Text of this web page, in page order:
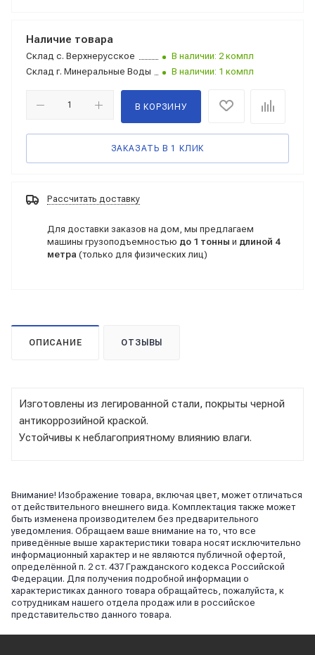
Наличие товара
Склад с. Верхнерусское
В наличии: 2 компл
Склад г. Минеральные Воды В наличии: 1 компл
В КОРЗИНУ
ЗАКАЗАТЬ В 1 КЛИК
Рассчитать доставку
Для доставки заказов на дом, мы предлагаем
машины грузоподъемностью до 1 тонны и длиной 4
метра (только для физических лиц)
ОПИСАНИЕ ОТЗЫВЫ
Изготовлены из легированной стали, покрыты черной
антикоррозийной краской.
Устойчивы к неблагоприятному влиянию влаги.
Внимание! Изображение товара, включая цвет, может отличаться
от действительного внешнего вида. Комплектация также может
быть изменена производителем без предварительного
уведомления. Обращаем ваше внимание на то, что все
приведённые выше характеристики товара носят исключительно
информационный характер и не являются публичной офертой,
определённой п. 2 ст. 437 Гражданского кодекса Российской
Федерации. Для получения подробной информации о
характеристиках данного товара обращайтесь, пожалуйста, к
сотрудникам нашего отдела продаж или в российское
представительство данного товара.